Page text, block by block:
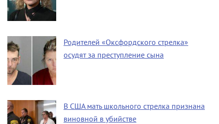
Родителей «Оксфордского стрелка»
осудят за преступление сына
В США мать школьного стрелка признана
виновной в убийстве